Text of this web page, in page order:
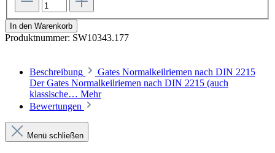
In den Warenkorb
Produktnummer: SW10343.177
Beschreibung
Gates Normalkeilriemen nach DIN 2215
Der Gates Normalkeilriemen nach DIN 2215 (auch
klassische… Mehr
Bewertungen
Menü schließen